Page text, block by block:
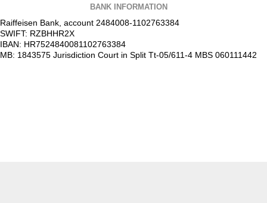
BANK INFORMATION
Raiffeisen Bank, account 2484008-1102763384
SWIFT: RZBHHR2X
IBAN: HR7524840081102763384
MB: 1843575 Jurisdiction Court in Split Tt-05/611-4 MBS 060111442